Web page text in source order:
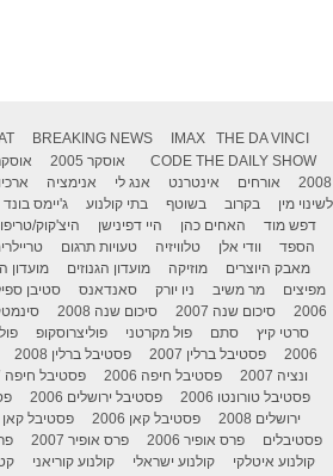
BREAKING NEWS IMAX
THE DA VINCI
CODE THE DAILY SHOW אוסקר 2005 אוסקר
2008
אורחים אינטרנט אנג לי אנימציה
לשינוי מין
בקרוב בשוטף בתי קולנוע ג'יימס בונד
דפש מוד
האחים כהן היי דפינישן היצ'קוק/טריפו
הספד
וודי אלן טלוויזיה טעויות תרגום
מאבק היוצרים
מוזיקה מועדון הגנוזים מועדון
מפיצים
מר משיב ניו יורק סאנדאנס סטיבן
2006
סיכום שנה 2007 סיכום שנה 2008
סרטי קיץ
סתם פול מקרטני פוליצרוסקופ
2006
פסטיבל ברלין 2007 פסטיבל ברלין 2008
ונציה 2007
פסטיבל חיפה 2006 פסטיבל חיפה 2007
פסטיבל טורונטו 2006
פסטיבל ירושלים 2006
ירושלים 2008
פסטיבל קאן 2006 פסטיבל קאן 2007
פסטיבלים
פרס אופיר 2006 פרס אופיר 2007
קולנוע איטלקי
קולנוע ישראלי קולנוע קוריאני